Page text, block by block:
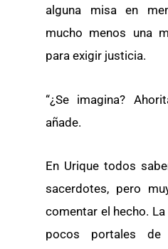
alguna misa en
mucho menos una
para exigir justicia.
“¿Se imagina?
añade.
En Urique todos
sacerdotes, pero
comentar el hecho.
pocos portales